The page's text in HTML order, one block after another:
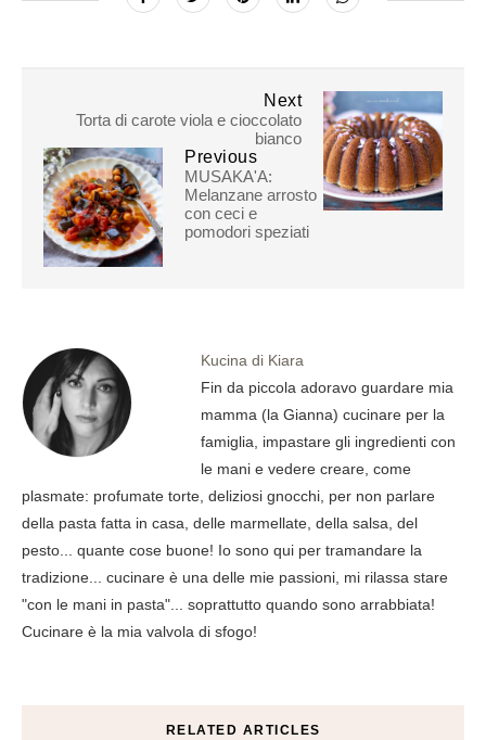
Next
Torta di carote viola e cioccolato
bianco
Previous
MUSAKA'A:
Melanzane arrosto
con ceci e
pomodori speziati
Kucina di Kiara
Fin da piccola adoravo guardare mia
mamma (la Gianna) cucinare per la
famiglia, impastare gli ingredienti con
le mani e vedere creare, come
plasmate: profumate torte, deliziosi gnocchi, per non parlare
della pasta fatta in casa, delle marmellate, della salsa, del
pesto... quante cose buone! Io sono qui per tramandare la
tradizione... cucinare è una delle mie passioni, mi rilassa stare
"con le mani in pasta"... soprattutto quando sono arrabbiata!
Cucinare è la mia valvola di sfogo!
RELATED ARTICLES